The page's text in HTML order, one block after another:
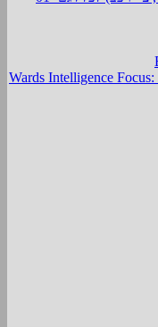
Wards Intelligence